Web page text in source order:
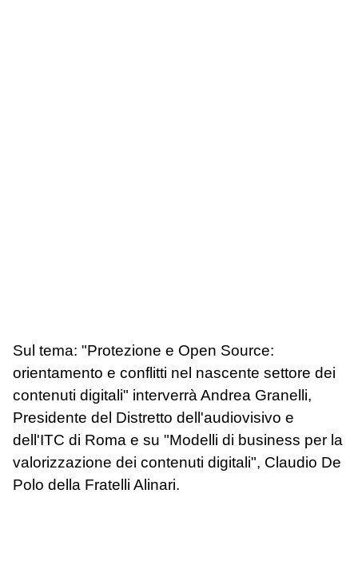
Sul tema: "Protezione e Open Source:
orientamento e conflitti nel nascente settore dei
contenuti digitali" interverrà Andrea Granelli,
Presidente del Distretto dell'audiovisivo e
dell'ITC di Roma e su "Modelli di business per la
valorizzazione dei contenuti digitali", Claudio De
Polo della Fratelli Alinari.